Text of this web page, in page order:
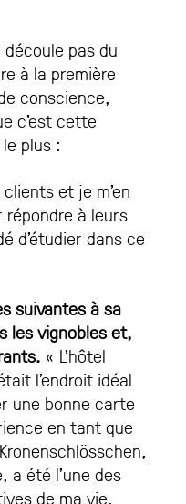
pas du
à la première
conscience,
c’est cette
plus :
et je m’en
répondre à leurs
d’étudier dans ce
suivantes à sa
les vignobles et,
« L’hôtel
l’endroit idéal
une bonne carte
en tant que
a été l’une des
de ma vie,